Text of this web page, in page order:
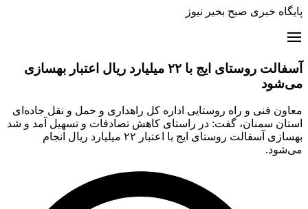
پایگاه خبری صبح بخیر نیوز
آسفالت روستای ایج با ۲۲ میلیارد ریال اعتبار بهسازی
می‌شود
معاون فنی و راه روستایی اداره کل راهداری و حمل و نقل جاده‌ای
استان سمنان، گفت: در راستای کاهش تصادفات و تسهیل آمد و شد
بهسازی آسفالت روستای ایج با اعتبار ۲۲ میلیارد ریال انجام
می‌شود.